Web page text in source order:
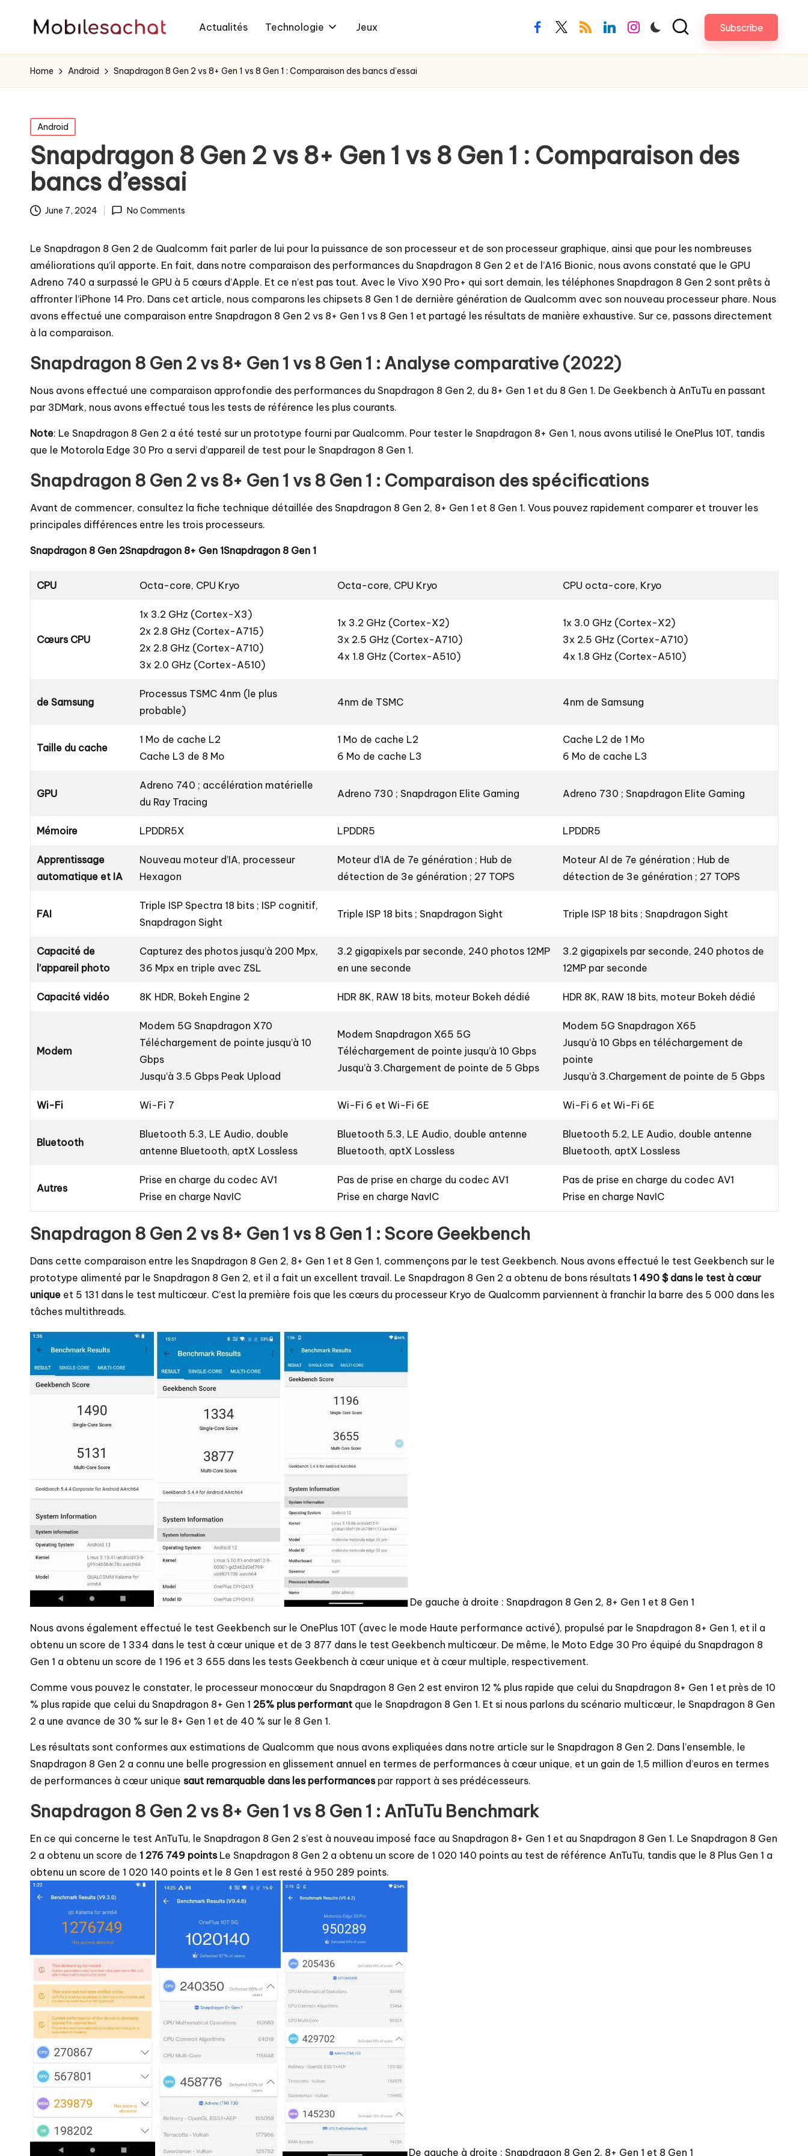
Actualités Technologie Jeux facebook.com
twitter.com
rss.comlinkedin.com
instagram.com Subscribe
Home Android Snapdragon 8 Gen 2 vs 8+ Gen 1 vs 8 Gen 1 : Comparaison des bancs d’essai
Posted
in
Android
Snapdragon 8 Gen 2 vs 8+ Gen 1 vs 8 Gen 1 : Comparaison des
bancs d’essai
June 7, 2024 No Comments
Le Snapdragon 8 Gen 2 de Qualcomm fait parler de lui pour la puissance de son processeur et de son processeur graphique, ainsi que pour les nombreuses
améliorations qu’il apporte. En fait, dans notre comparaison des performances du Snapdragon 8 Gen 2 et de l’A16 Bionic, nous avons constaté que le GPU
Adreno 740 a surpassé le GPU à 5 cœurs d’Apple. Et ce n’est pas tout. Avec le Vivo X90 Pro+ qui sort demain, les téléphones Snapdragon 8 Gen 2 sont prêts à
affronter l’iPhone 14 Pro. Dans cet article, nous comparons les chipsets 8 Gen 1 de dernière génération de Qualcomm avec son nouveau processeur phare. Nous
avons effectué une comparaison entre Snapdragon 8 Gen 2 vs 8+ Gen 1 vs 8 Gen 1 et partagé les résultats de manière exhaustive. Sur ce, passons directement
à la comparaison.
Snapdragon 8 Gen 2 vs 8+ Gen 1 vs 8 Gen 1 : Analyse comparative (2022)
Nous avons effectué une comparaison approfondie des performances du Snapdragon 8 Gen 2, du 8+ Gen 1 et du 8 Gen 1. De Geekbench à AnTuTu en passant
par 3DMark, nous avons effectué tous les tests de référence les plus courants.
Note: Le Snapdragon 8 Gen 2 a été testé sur un prototype fourni par Qualcomm. Pour tester le Snapdragon 8+ Gen 1, nous avons utilisé le OnePlus 10T, tandis
que le Motorola Edge 30 Pro a servi d’appareil de test pour le Snapdragon 8 Gen 1.
Snapdragon 8 Gen 2 vs 8+ Gen 1 vs 8 Gen 1 : Comparaison des spécifications
Avant de commencer, consultez la fiche technique détaillée des Snapdragon 8 Gen 2, 8+ Gen 1 et 8 Gen 1. Vous pouvez rapidement comparer et trouver les
principales différences entre les trois processeurs.
Snapdragon 8 Gen 2Snapdragon 8+ Gen 1Snapdragon 8 Gen 1
CPU Octa-core, CPU Kryo Octa-core, CPU Kryo CPU octa-core, Kryo
Cœurs CPU
1x 3.2 GHz (Cortex-X3)
2x 2.8 GHz (Cortex-A715)
2x 2.8 GHz (Cortex-A710)
3x 2.0 GHz (Cortex-A510)
1x 3.2 GHz (Cortex-X2)
3x 2.5 GHz (Cortex-A710)
4x 1.8 GHz (Cortex-A510)
1x 3.0 GHz (Cortex-X2)
3x 2.5 GHz (Cortex-A710)
4x 1.8 GHz (Cortex-A510)
de Samsung
Processus TSMC 4nm (le plus
probable)
4nm de TSMC 4nm de Samsung
Taille du cache
1 Mo de cache L2
Cache L3 de 8 Mo
1 Mo de cache L2
6 Mo de cache L3
Cache L2 de 1 Mo
6 Mo de cache L3
GPU
Adreno 740 ; accélération matérielle
du Ray Tracing
Adreno 730 ; Snapdragon Elite Gaming Adreno 730 ; Snapdragon Elite Gaming
Mémoire LPDDR5X LPDDR5 LPDDR5
Apprentissage
automatique et IA
Nouveau moteur d’IA, processeur
Hexagon
Moteur d’IA de 7e génération ; Hub de
détection de 3e génération ; 27 TOPS
Moteur AI de 7e génération ; Hub de
détection de 3e génération ; 27 TOPS
FAI
Triple ISP Spectra 18 bits ; ISP cognitif,
Snapdragon Sight
Triple ISP 18 bits ; Snapdragon Sight Triple ISP 18 bits ; Snapdragon Sight
Capacité de
l’appareil photo
Capturez des photos jusqu’à 200 Mpx,
36 Mpx en triple avec ZSL
3.2 gigapixels par seconde, 240 photos 12MP
en une seconde
3.2 gigapixels par seconde, 240 photos de
12MP par seconde
Capacité vidéo 8K HDR, Bokeh Engine 2 HDR 8K, RAW 18 bits, moteur Bokeh dédié HDR 8K, RAW 18 bits, moteur Bokeh dédié
Modem
Modem 5G Snapdragon X70
Téléchargement de pointe jusqu’à 10
Gbps
Jusqu’à 3.5 Gbps Peak Upload
Modem Snapdragon X65 5G
Téléchargement de pointe jusqu’à 10 Gbps
Jusqu’à 3.Chargement de pointe de 5 Gbps
Modem 5G Snapdragon X65
Jusqu’à 10 Gbps en téléchargement de
pointe
Jusqu’à 3.Chargement de pointe de 5 Gbps
Wi-Fi Wi-Fi 7 Wi-Fi 6 et Wi-Fi 6E Wi-Fi 6 et Wi-Fi 6E
Bluetooth
Bluetooth 5.3, LE Audio, double
antenne Bluetooth, aptX Lossless
Bluetooth 5.3, LE Audio, double antenne
Bluetooth, aptX Lossless
Bluetooth 5.2, LE Audio, double antenne
Bluetooth, aptX Lossless
Autres
Prise en charge du codec AV1
Prise en charge NavIC
Pas de prise en charge du codec AV1
Prise en charge NavIC
Pas de prise en charge du codec AV1
Prise en charge NavIC
Snapdragon 8 Gen 2 vs 8+ Gen 1 vs 8 Gen 1 : Score Geekbench
Dans cette comparaison entre les Snapdragon 8 Gen 2, 8+ Gen 1 et 8 Gen 1, commençons par le test Geekbench. Nous avons effectué le test Geekbench sur le
prototype alimenté par le Snapdragon 8 Gen 2, et il a fait un excellent travail. Le Snapdragon 8 Gen 2 a obtenu de bons résultats 1 490 $ dans le test à cœur
unique et 5 131 dans le test multicœur. C’est la première fois que les cœurs du processeur Kryo de Qualcomm parviennent à franchir la barre des 5 000 dans les
tâches multithreads.
De gauche à droite : Snapdragon 8 Gen 2, 8+ Gen 1 et 8 Gen 1
Nous avons également effectué le test Geekbench sur le OnePlus 10T (avec le mode Haute performance activé), propulsé par le Snapdragon 8+ Gen 1, et il a
obtenu un score de 1 334 dans le test à cœur unique et de 3 877 dans le test Geekbench multicœur. De même, le Moto Edge 30 Pro équipé du Snapdragon 8
Gen 1 a obtenu un score de 1 196 et 3 655 dans les tests Geekbench à cœur unique et à cœur multiple, respectivement.
Comme vous pouvez le constater, le processeur monocœur du Snapdragon 8 Gen 2 est environ 12 % plus rapide que celui du Snapdragon 8+ Gen 1 et près de 10
% plus rapide que celui du Snapdragon 8+ Gen 1 25% plus performant que le Snapdragon 8 Gen 1. Et si nous parlons du scénario multicœur, le Snapdragon 8 Gen
2 a une avance de 30 % sur le 8+ Gen 1 et de 40 % sur le 8 Gen 1.
Les résultats sont conformes aux estimations de Qualcomm que nous avons expliquées dans notre article sur le Snapdragon 8 Gen 2. Dans l’ensemble, le
Snapdragon 8 Gen 2 a connu une belle progression en glissement annuel en termes de performances à cœur unique, et un gain de 1,5 million d’euros en termes
de performances à cœur unique saut remarquable dans les performancespar rapport à ses prédécesseurs.
Snapdragon 8 Gen 2 vs 8+ Gen 1 vs 8 Gen 1 : AnTuTu Benchmark
En ce qui concerne le test AnTuTu, le Snapdragon 8 Gen 2 s’est à nouveau imposé face au Snapdragon 8+ Gen 1 et au Snapdragon 8 Gen 1. Le Snapdragon 8 Gen
2 a obtenu un score de 1 276 749 pointsLe Snapdragon 8 Gen 2 a obtenu un score de 1 020 140 points au test de référence AnTuTu, tandis que le 8 Plus Gen 1 a
obtenu un score de 1 020 140 points et le 8 Gen 1 est resté à 950 289 points.
De gauche à droite : Snapdragon 8 Gen 2, 8+ Gen 1 et 8 Gen 1